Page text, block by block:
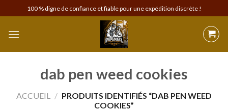
to
content
100 % digne de confiance et fiable pour une expédition discrète !
dab pen weed cookies
ACCUEIL / PRODUITS IDENTIFIÉS “DAB PEN WEED
COOKIES”